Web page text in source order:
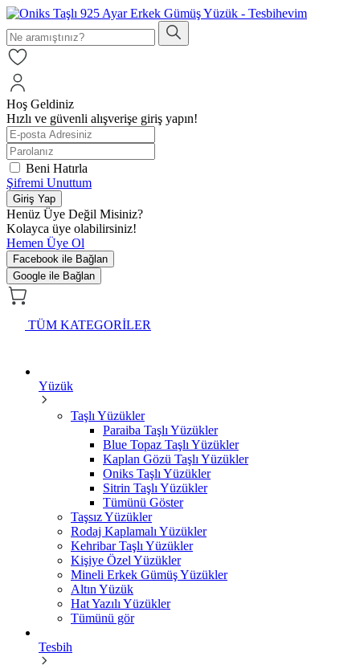
Hoş Geldiniz
Hızlı ve güvenli alışverişe giriş yapın!
Beni Hatırla
Şifremi Unuttum
Giriş Yap
Henüz Üye Değil Misiniz?
Kolayca üye olabilirsiniz!
Hemen Üye Ol
Facebook ile Bağlan
Google ile Bağlan
TÜM KATEGORİLER
Yüzük
Taşlı Yüzükler
Paraiba Taşlı Yüzükler
Blue Topaz Taşlı Yüzükler
Kaplan Gözü Taşlı Yüzükler
Oniks Taşlı Yüzükler
Sitrin Taşlı Yüzükler
Tümünü Göster
Taşsız Yüzükler
Rodaj Kaplamalı Yüzükler
Kehribar Taşlı Yüzükler
Kişiye Özel Yüzükler
Mineli Erkek Gümüş Yüzükler
Altın Yüzük
Hat Yazılı Yüzükler
Tümünü gör
Tesbih